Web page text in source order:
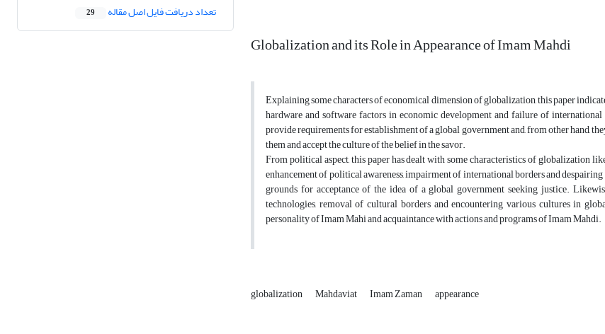
Globalization and its Role in Appearance of Imam Mahdi
Explaining some characters of economical dimension of globalization, this paper
hardware and software factors in economic development and failure of
provide requirements for establishment of a global government and, from other hand,
them and accept the culture of the belief in the savor.
From political aspect, this paper has dealt with some characteristics of
enhancement of political awareness, impairment of international borders and
grounds for acceptance of the idea of a global government seeking justice.
technologies, removal of cultural borders and encountering various cultures in
personality of Imam Mahi and acquaintance with actions and programs of Imam Mahdi.
globalization Mahdaviat Imam Zaman appearance
تعداد دریافت فایل اصل مقاله 29